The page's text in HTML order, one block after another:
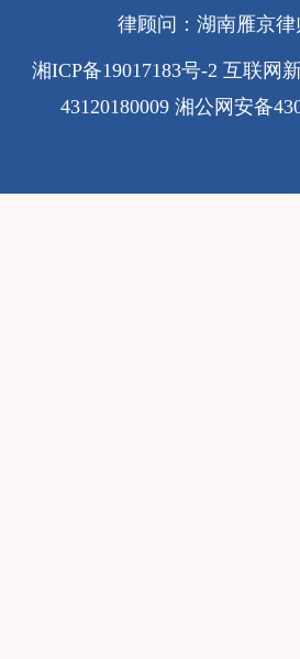
律顾问：湖南雁京
湘ICP备19017183号-2 互联网
43120180009 湘公网安备